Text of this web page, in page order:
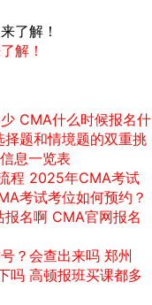
解！
CMA什么时候报名什
题和情境题的双重挑
息一览表
程 2025年CMA考试
考试考位如何预约？
报名啊 CMA官网报名
？会查出来吗 郑州
吗 高顿报班买课都多